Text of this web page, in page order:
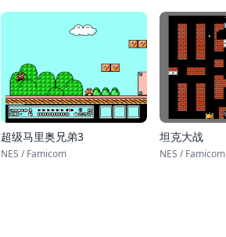
超级马里奥兄弟3
NES / Famicom
坦克大战
NES / Famicom